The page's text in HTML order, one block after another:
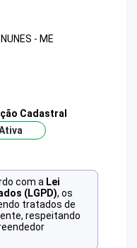
- ME
Cadastral
com a Lei
(LGPD), os
tratados de
respeitando